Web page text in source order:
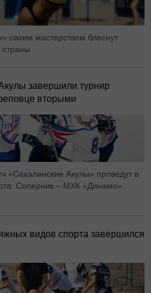
своим мастерством блеснут
страны
завершили турнир
вторыми
«Сахалинские Акулы» проведут в
Соперник – МХК «Динамо»
видов спорта завершился